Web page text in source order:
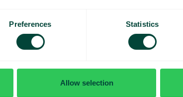
Preferences Statistics
Allow selection